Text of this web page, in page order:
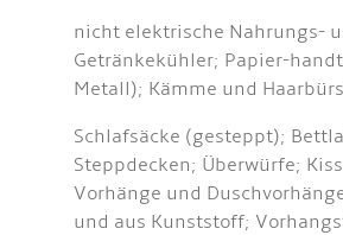
nicht elektrische Nahrungs-
Getränkekühler; Papier-
Metall); Kämme und
Schlafsäcke (gesteppt);
Steppdecken; Überwürfe;
Vorhänge und
und aus Kunststoff;